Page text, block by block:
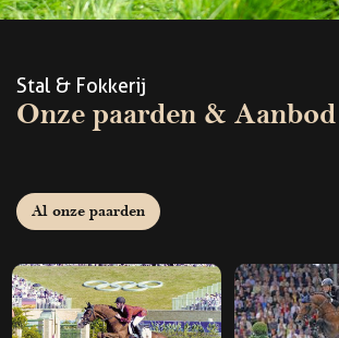
Stal & Fokkerij
Onze paarden & Aanbod
Al onze paarden